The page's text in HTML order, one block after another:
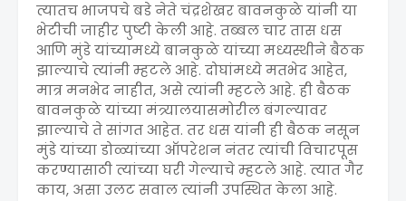
त्यातच भाजपचे बडे नेते चंद्रशेखर बावनकुळे यांनी या
भेटीची जाहीर पुष्टी केली आहे. तब्बल चार तास धस
आणि मुंडे यांच्यामध्ये बानकुळे यांच्या मध्यस्थीने बैठक
झाल्याचे त्यांनी म्हटले आहे. दोघांमध्ये मतभेद आहेत,
मात्र मनभेद नाहीत, असे त्यांनी म्हटले आहे. ही बैठक
बावनकुळे यांच्या मंत्र्यालयासमोरील बंगल्यावर
झाल्याचे ते सांगत आहेत. तर धस यांनी ही बैठक नसून
मुंडे यांच्या डोळ्यांच्या ऑपरेशन नंतर त्यांची विचारपूस
करण्यासाठी त्यांच्या घरी गेल्याचे म्हटले आहे. त्यात गैर
काय, असा उलट सवाल त्यांनी उपस्थित केला आहे.